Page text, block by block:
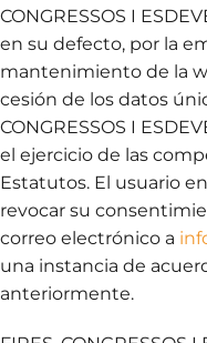
CONGRESSOS I
en su defecto, por la
mantenimiento de la
cesión de los datos
CONGRESSOS I
el ejercicio de las
Estatutos. El usuario
revocar su
correo electrónico a
una instancia de
anteriormente.